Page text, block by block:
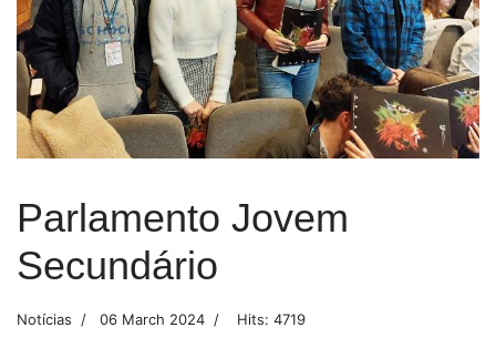
Parlamento Jovem
Secundário
Notícias 06 March 2024 Hits: 4719